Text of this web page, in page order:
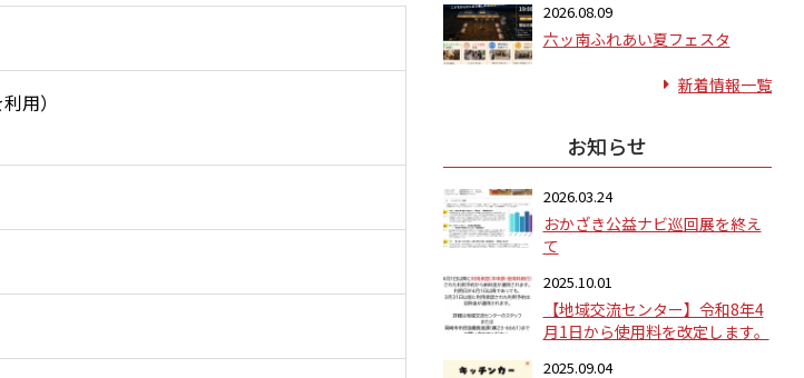
用）
2026.08.09
六ッ南ふれあい夏フェスタ
新着情報一覧
お知らせ
2026.03.24
おかざき公益ナビ巡回展を終え
て
2025.10.01
【地域交流センター】令和8年4
月1日から使用料を改定します。
2025.09.04